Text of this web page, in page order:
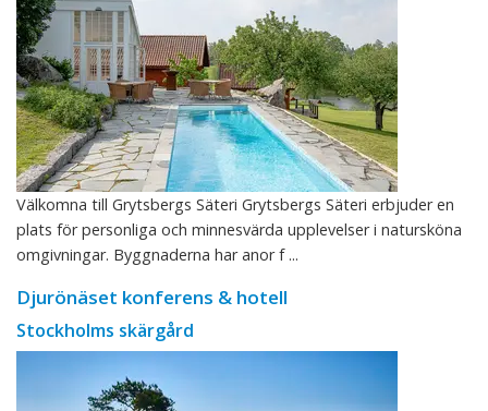
Välkomna till Grytsbergs Säteri Grytsbergs Säteri erbjuder en
plats för personliga och minnesvärda upplevelser i natursköna
omgivningar. Byggnaderna har anor f ...
Djurönäset konferens & hotell
Stockholms skärgård